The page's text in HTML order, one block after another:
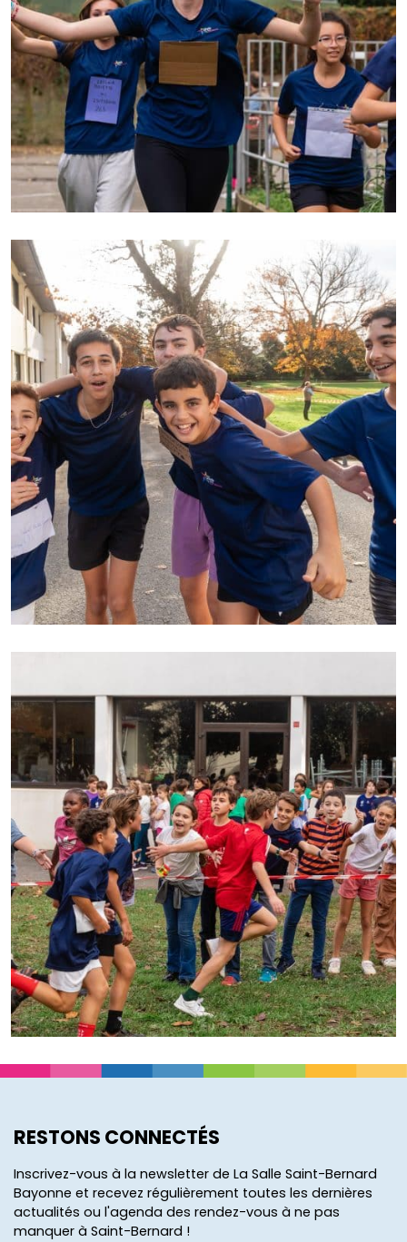
RESTONS CONNECTÉS
Inscrivez-vous à la newsletter de La Salle Saint-Bernard
Bayonne et recevez régulièrement toutes les dernières
actualités ou l'agenda des rendez-vous à ne pas
manquer à Saint-Bernard !